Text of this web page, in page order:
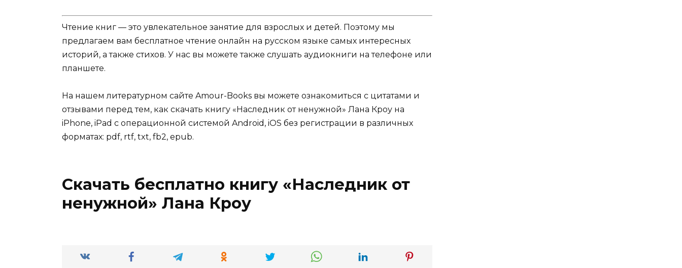
Чтение книг — это увлекательное занятие для взрослых и детей. Поэтому мы
предлагаем вам бесплатное чтение онлайн на русском языке самых интересных
историй, а также стихов. У нас вы можете также слушать аудиокниги на телефоне или
планшете.
На нашем литературном сайте Amour-Books вы можете ознакомиться с цитатами и
отзывами перед тем, как скачать книгу «Наследник от ненужной» Лана Кроу на
iPhone, iPad с операционной системой Android, iOS без регистрации в различных
форматах: pdf, rtf, txt, fb2, epub.
Скачать бесплатно книгу «Наследник от
ненужной» Лана Кроу